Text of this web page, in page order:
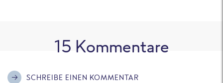
15 Kommentare
SCHREIBE EINEN KOMMENTAR